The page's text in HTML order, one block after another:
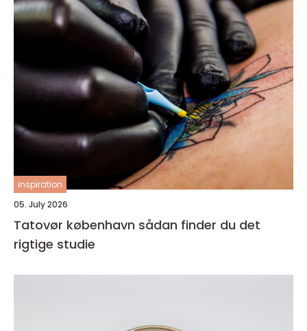
inspiration
05. July 2026
Tatovør københavn sådan finder du det
rigtige studie